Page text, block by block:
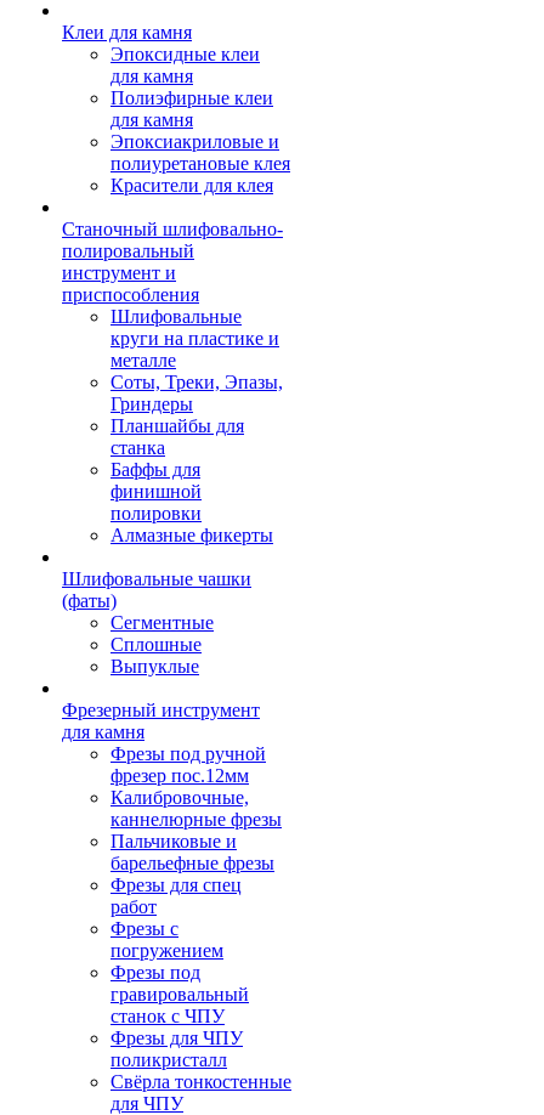
Клеи для камня
Эпоксидные клеи
для камня
Полиэфирные клеи
для камня
Эпоксиакриловые и
полиуретановые клея
Красители для клея
Станочный шлифовально-
полировальный
инструмент и
приспособления
Шлифовальные
круги на пластике и
металле
Соты, Треки, Эпазы,
Гриндеры
Планшайбы для
станка
Баффы для
финишной
полировки
Алмазные фикерты
Шлифовальные чашки
(фаты)
Сегментные
Сплошные
Выпуклые
Фрезерный инструмент
для камня
Фрезы под ручной
фрезер пос.12мм
Калибровочные,
каннелюрные фрезы
Пальчиковые и
барельефные фрезы
Фрезы для спец
работ
Фрезы с
погружением
Фрезы под
гравировальный
станок с ЧПУ
Фрезы для ЧПУ
поликристалл
Свёрла тонкостенные
для ЧПУ